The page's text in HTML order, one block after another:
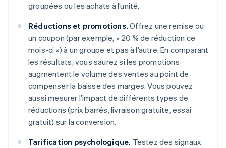
groupées ou les achats à l’unité.
Réductions et promotions. Offrez une remise ou
un coupon (par exemple, « 20 % de réduction ce
mois-ci ») à un groupe et pas à l’autre. En comparant
les résultats, vous saurez si les promotions
augmentent le volume des ventes au point de
compenser la baisse des marges. Vous pouvez
aussi mesurer l’impact de différents types de
réductions (prix barrés, livraison gratuite, essai
gratuit) sur la conversion.
Tarification psychologique. Testez des signaux